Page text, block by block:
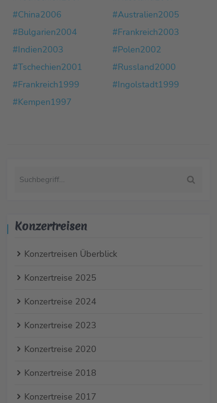
#China2006
#Bulgarien2004
#Indien2003
#Tschechien2001
#Frankreich1999
#Kempen1997
#Australien2005
#Frankreich2003
#Polen2002
#Russland2000
#Ingolstadt1999
Konzertreisen
Konzertreisen Überblick
Konzertreise 2025
Konzertreise 2024
Konzertreise 2023
Konzertreise 2020
Konzertreise 2018
Konzertreise 2017